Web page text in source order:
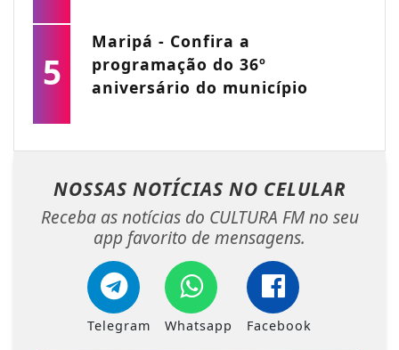
5
Maripá - Confira a
programação do 36º
aniversário do município
NOSSAS NOTÍCIAS NO CELULAR
Receba as notícias do CULTURA FM no seu
app favorito de mensagens.
Telegram Whatsapp Facebook